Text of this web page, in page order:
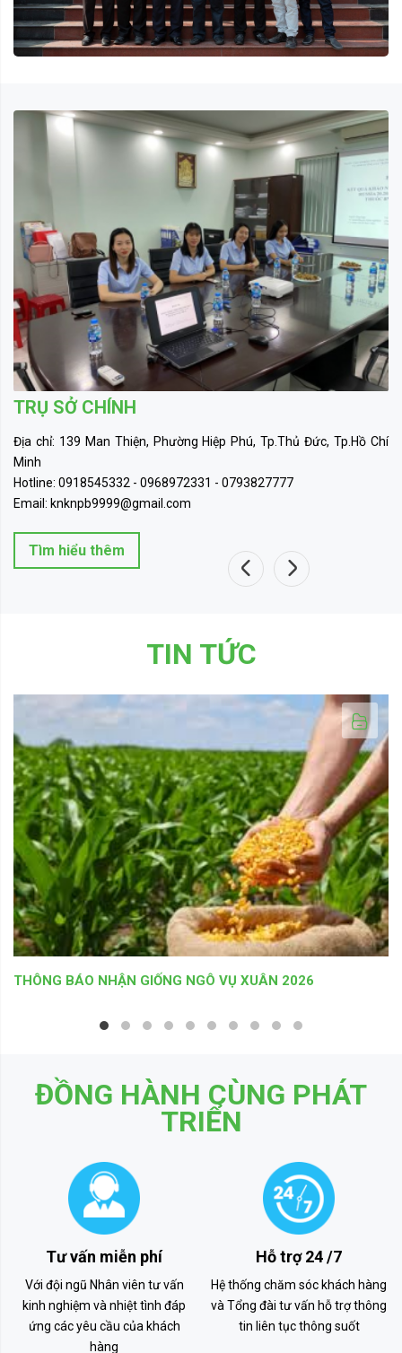
TRỤ SỞ CHÍNH
Địa chỉ: 139 Man Thiện, Phường Hiệp Phú, Tp.Thủ Đức, Tp.Hồ Chí
Minh
Hotline: 0918545332 - 0968972331 - 0793827777
Email: knknpb9999@gmail.com
Tìm hiểu thêm
TIN TỨC
THÔNG BÁO NHẬN GIỐNG NGÔ VỤ XUÂN 2026
ĐỒNG HÀNH CÙNG PHÁT
TRIỂN
Tư vấn miễn phí
Với đội ngũ Nhân viên tư vấn
kinh nghiệm và nhiệt tình đáp
ứng các yêu cầu của khách
hàng
Hỗ trợ 24 /7
Hệ thống chăm sóc khách hàng
và Tổng đài tư vấn hỗ trợ thông
tin liên tục thông suốt